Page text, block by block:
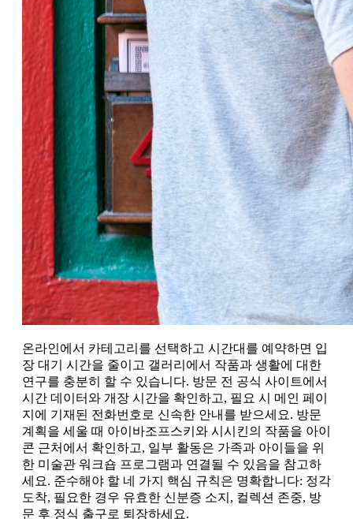
온라인에서 카테고리를 선택하고 시간대를 예약하면 입
장 대기 시간을 줄이고 갤러리에서 작품과 생활에 대한
연구를 충분히 할 수 있습니다. 방문 전 공식 사이트에서
시간 데이터와 개장 시간을 확인하고, 필요 시 메인 페이
지에 기재된 전화번호로 신속한 안내를 받으세요. 방문
계획을 세울 때 아이바조프스키와 시시킨의 작품을 아이
콘 근처에서 확인하고, 일부 활동은 가족과 아이들을 위
한 미술관 워크숍 프로그램과 연결될 수 있음을 참고하
세요. 준수해야 할 네 가지 핵심 규칙은 명확합니다: 정각
도착, 필요한 경우 유효한 신분증 소지, 컬렉션 존중, 방
문 후 정식 출구로 퇴장하세요.